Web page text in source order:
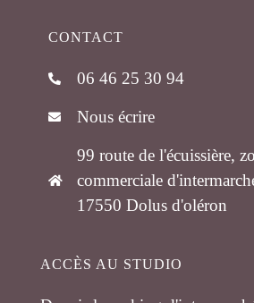
CONTACT
06 46 25 30 94
Nous écrire
99 route de l'écuissière,
commerciale
17550 Dolus d'oléron
ACCÈS AU STUDIO